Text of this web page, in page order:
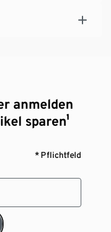
anmelden
sparen¹
* Pflichtfeld